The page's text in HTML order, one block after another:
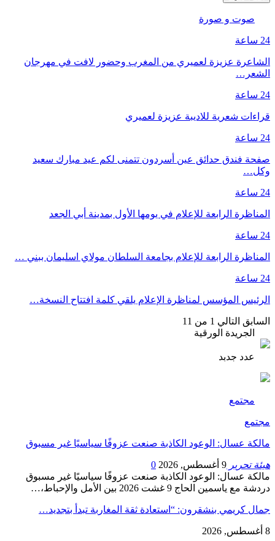
صوت و صورة
24 ساعة
الشاعرة عزيزة لعميري من المغرب وحضور لافت في مهرجان
الشعر…
24 ساعة
قراءات شعرية للاديبة عزيزة لعميري
24 ساعة
صفحة فندق حدائق عين أسردون تتمنى لكم عيد مبارك سعيد
وكل…
24 ساعة
المناظرة الرابعة للإعلام في يومها الأول بمدينة أبي الجعد
24 ساعة
المناظرة الرابعة للإعلام بجامعة السلطان مولاي اسليمان ببني …
24 ساعة
الرئيس المؤسس لمناظرة الإعلام يلقي كلمة افتتاح النسخة…
السابق التالي 1 من 11
الجريدة الورقية
عدد جدبد
مجتمع
مجتمع
مالكة عسال: الوعود الكاذبة صنعت عزوفًا سياسيًا غير مسبوق
هيئة تحرير 9 أغسطس, 2026
0
مالكة عسال: الوعود الكاذبة صنعت عزوفًا سياسيًا غير مسبوق
دردشة مع ياسمين الحاج 9 غشت 2026 بين الأمل والإحباط،…
جمال كريمي بنشقرون: “استعادة ثقة المغاربة تبدأ بتجديد…
8 أغسطس, 2026